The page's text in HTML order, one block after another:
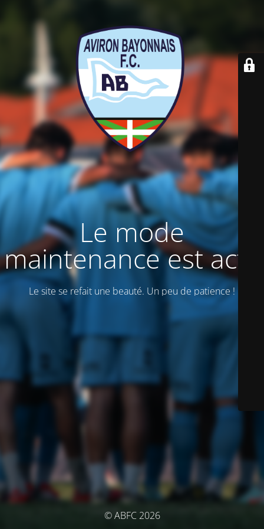
Le mode
maintenance est actif
Le site se refait une beauté. Un peu de patience !
© ABFC 2026